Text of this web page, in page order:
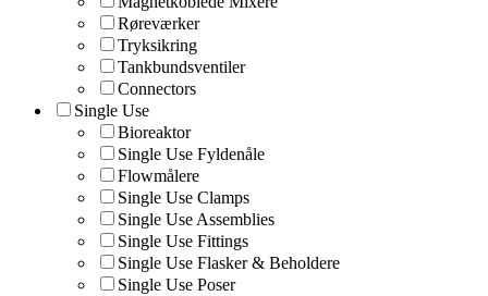
Røreværker
Tryksikring
Tankbundsventiler
Connectors
Single Use
Bioreaktor
Single Use Fyldenåle
Flowmålere
Single Use Clamps
Single Use Assemblies
Single Use Fittings
Single Use Flasker & Beholdere
Single Use Poser